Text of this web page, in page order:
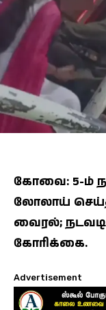
கோவை: 5-ம்
லோலாய்
வைரல்;
கோரிக்கை.
Advertisement